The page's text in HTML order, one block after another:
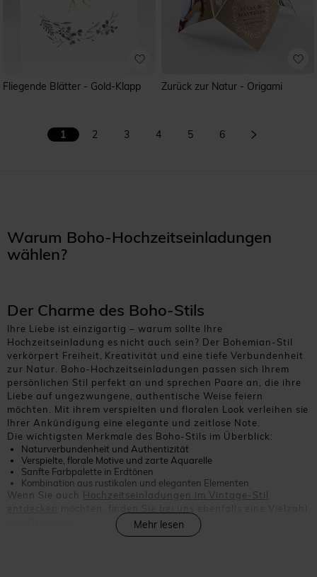
Fliegende Blätter - Gold-Klapp Zurück zur Natur - Origami
1 2 3 4 5 6
Warum Boho-Hochzeitseinladungen
wählen?
Der Charme des Boho-Stils
Ihre Liebe ist einzigartig – warum sollte Ihre
Hochzeitseinladung es nicht auch sein? Der Bohemian-Stil
verkörpert Freiheit, Kreativität und eine tiefe Verbundenheit
zur Natur. Boho-Hochzeitseinladungen passen sich Ihrem
persönlichen Stil perfekt an und sprechen Paare an, die ihre
Liebe auf ungezwungene, authentische Weise feiern
möchten. Mit ihrem verspielten und floralen Look verleihen sie
Ihrer Ankündigung eine elegante und zeitlose Note.
Die wichtigsten Merkmale des Boho-Stils im Überblick:
Naturverbundenheit und Authentizität
Verspielte, florale Motive und zarte Aquarelle
Sanfte Farbpalette in Erdtönen
Kombination aus rustikalen und eleganten Elementen
Wenn Sie auch Hochzeitseinladungen im Vintage-Stil
Mehr lesen